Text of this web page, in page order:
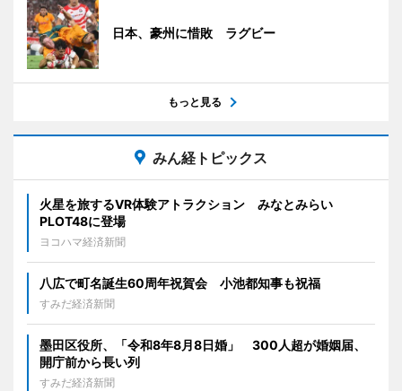
日本、豪州に惜敗 ラグビー
もっと見る
みん経トピックス
火星を旅するVR体験アトラクション みなとみらい
PLOT48に登場
ヨコハマ経済新聞
八広で町名誕生60周年祝賀会 小池都知事も祝福
すみだ経済新聞
墨田区役所、「令和8年8月8日婚」 300人超が婚姻届、
開庁前から長い列
すみだ経済新聞